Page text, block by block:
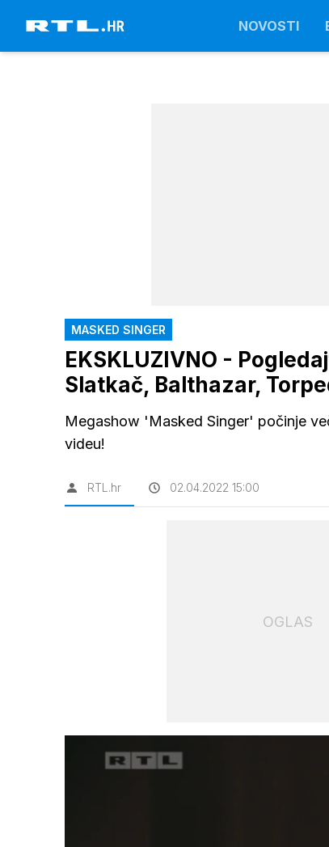
NOVOSTI
MASKED SINGER
EKSKLUZIVNO -
Slatkač, Balthazar,
Megashow 'Masked Singer' počinje
videu!
RTL.hr 02.04.2022 15:00
OGLAS